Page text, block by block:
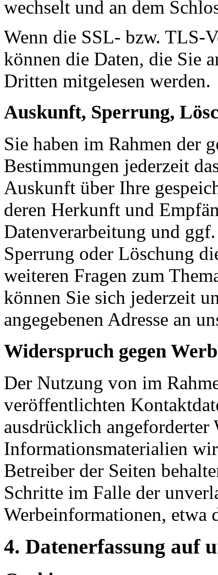
wechselt und an dem
Wenn die SSL- bzw. TLS-
können die Daten, die Sie
Dritten mitgelesen werden.
Auskunft, Sperrung,
Sie haben im Rahmen der
Bestimmungen jederzeit
Auskunft über Ihre
deren Herkunft und
Datenverarbeitung und
Sperrung oder Löschung
weiteren Fragen zum
können Sie sich jederzeit
angegebenen Adresse an
Widerspruch gegen
Der Nutzung von im
veröffentlichten
ausdrücklich angeforderter
Informationsmaterialien
Betreiber der Seiten
Schritte im Falle der
Werbeinformationen, etwa
4. Datenerfassung auf